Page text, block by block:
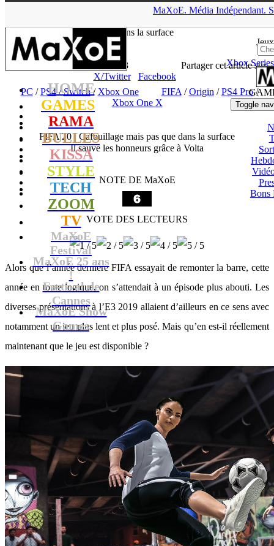
MaXoE. Média Indépendant.
HOME
GAMES
RAMA
BULLES
KISSA
STYLE
TECH
ZOOM
TV
MaXoE
Festival
MaXoE 25 ans
!
Festival de
Cannes
MaXoE Show
Games
Jeux
Xbox
Toggle
Bons
que dans la surface
- 08.10.19, 19:23
Partager cet article sur
X/Twitter
Facebook
PC /PS4/Switch/ Xbox One FIFA /Origin /PS4 Pro/
Xbox One X
FIFA 20 : Cafouillage mais pas que dans la surface
Il sauve les honneurs grâce à Volta
NOTE DE MaXoE
VOTE DES LECTEURS
Alors que l’année dernière FIFA essayait de remonter la barre, cette
année en toute logique, on s’attendait à un épisode plus abouti. Les
diverses présentations à l’E3 2019 allaient d’ailleurs en ce sens avec
notamment un jeu plus lent et plus posé. Mais qu’en est-il réellement
maintenant que le jeu est disponible ?